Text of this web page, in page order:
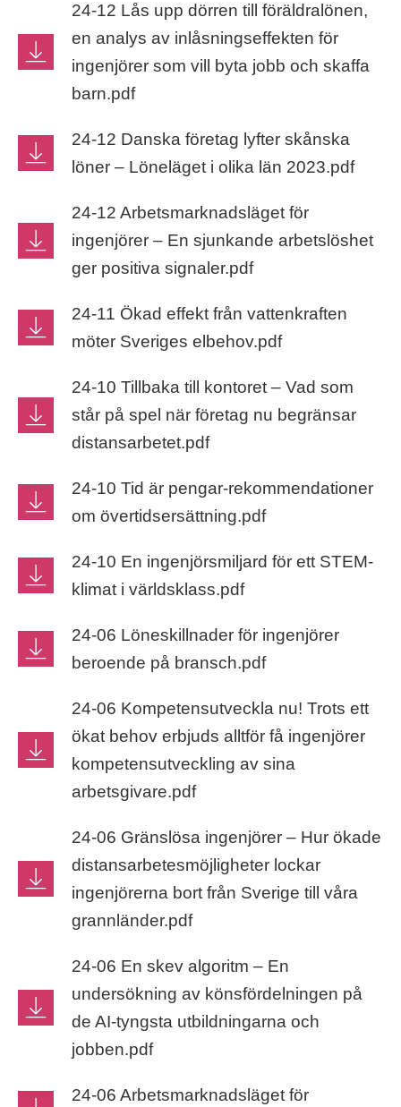
24-12 Lås upp dörren till föräldralönen,
en analys av inlåsningseffekten för
ingenjörer som vill byta jobb och skaffa
barn.pdf
24-12 Danska företag lyfter skånska
löner – Löneläget i olika län 2023.pdf
24-12 Arbetsmarknadsläget för
ingenjörer – En sjunkande arbetslöshet
ger positiva signaler.pdf
24-11 Ökad effekt från vattenkraften
möter Sveriges elbehov.pdf
24-10 Tillbaka till kontoret – Vad som
står på spel när företag nu begränsar
distansarbetet.pdf
24-10 Tid är pengar-rekommendationer
om övertidsersättning.pdf
24-10 En ingenjörsmiljard för ett STEM-
klimat i världsklass.pdf
24-06 Löneskillnader för ingenjörer
beroende på bransch.pdf
24-06 Kompetensutveckla nu! Trots ett
ökat behov erbjuds alltför få ingenjörer
kompetensutveckling av sina
arbetsgivare.pdf
24-06 Gränslösa ingenjörer – Hur ökade
distansarbetesmöjligheter lockar
ingenjörerna bort från Sverige till våra
grannländer.pdf
24-06 ​​En skev algoritm​ – En
undersökning av könsfördelningen på
de AI-tyngsta utbildningarna och
jobben.pdf
24-06 Arbetsmarknadsläget för